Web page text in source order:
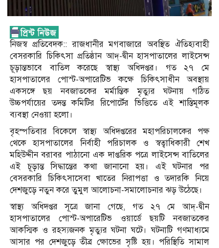
নিজস্ব প্রতিবেদক:: রাজধানীর মগবাজারে অবস্থিত ঐতিহ্যবাহী
বেসরকারি চিকিৎসা প্রতিষ্ঠান আদ্-দ্বীন হাসপাতালের লাইসেন্স
চূড়ান্তভাবে বাতিল করেছে স্বাস্থ্য অধিদপ্তর। গত ২৭ মে
হাসপাতালের পোস্ট-অপারেটিভ কক্ষে চিকিৎসাধীন অবস্থায়
একসঙ্গে ছয় নবজাতকের মর্মান্তিক মৃত্যুর ঘটনায় গঠিত
উচ্চপর্যায়ের তদন্ত কমিটির রিপোর্টের ভিত্তিতে এই শাস্তিমূলক
ব্যবস্থা নেওয়া হলো।
বৃহস্পতিবার বিকেলে স্বাস্থ্য অধিদপ্তরের মহাপরিচালকের পক্ষ
থেকে হাসপাতালের নির্বাহী পরিচালক ও স্বত্বাধিকারী শেখ
মহিউদ্দীন বরাবর পাঠানো এক দাপ্তরিক পত্রে লাইসেন্স বাতিলের
এই চূড়ান্ত সিদ্ধান্তের কথা জানানো হয়। এই ঘটনার পর
বেসরকারি চিকিৎসাসেবা খাতের নিরাপত্তা ও তদারকি নিয়ে
দেশজুড়ে নতুন করে তুমুল আলোচনা-সমালোচনার ঝড় উঠেছে।
স্বাস্থ্য অধিদপ্তর সূত্রে জানা গেছে, গত ২৭ মে আদ্-দ্বীন
হাসপাতালের পোস্ট-অপারেটিভ ওয়ার্ডে ছয়টি নবজাতকের
আকস্মিক ও রহস্যজনক মৃত্যুর ঘটনা ঘটে। ঘটনাটি গণমাধ্যমে
আসার পর দেশজুড়ে তীব্র ক্ষোভের সৃষ্টি হয়। পরিস্থিতি সামাল